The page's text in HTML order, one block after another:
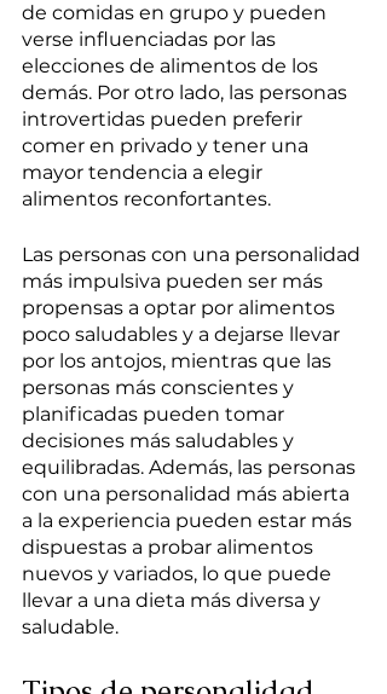
de comidas en grupo y pueden
verse influenciadas por las
elecciones de alimentos de los
demás. Por otro lado, las personas
introvertidas pueden preferir
comer en privado y tener una
mayor tendencia a elegir
alimentos reconfortantes.
Las personas con una personalidad
más impulsiva pueden ser más
propensas a optar por alimentos
poco saludables y a dejarse llevar
por los antojos, mientras que las
personas más conscientes y
planificadas pueden tomar
decisiones más saludables y
equilibradas. Además, las personas
con una personalidad más abierta
a la experiencia pueden estar más
dispuestas a probar alimentos
nuevos y variados, lo que puede
llevar a una dieta más diversa y
saludable.